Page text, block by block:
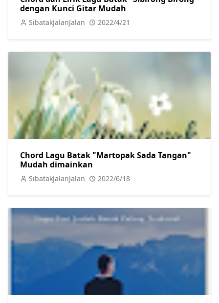
dengan Kunci Gitar Mudah
SibatakJalanJalan 2022/4/21
Chord Lagu Batak "Martopak Sada Tangan"
Mudah dimainkan
SibatakJalanJalan 2022/6/18